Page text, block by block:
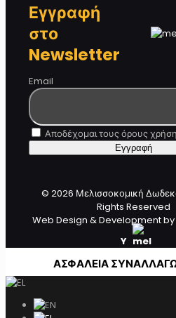
Εγγραφή
στο
Newsletter
Email
Αποδέχομαι τους όρους
© 2026 Μελισσοκομική
Rights Reserved
Web Design & Development by
Y
ΑΣΦΑΛΕΙΑ